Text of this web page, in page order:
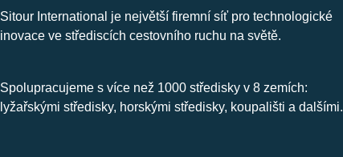
Sitour International je největší firemní síť pro technologické
inovace ve střediscích cestovního ruchu na světě.
Spolupracujeme s více než 1000 středisky v 8 zemích:
lyžařskými středisky, horskými středisky, koupališti a dalšími.